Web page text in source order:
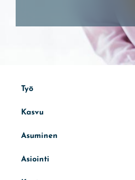
Sosiaali- ja
Työ
Kasvu
Asuminen
Asiointi